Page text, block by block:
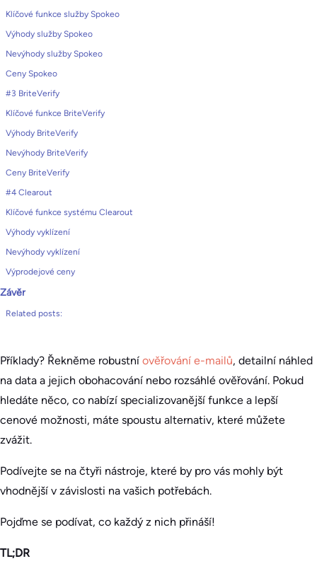
Klíčové funkce služby Spokeo
Výhody služby Spokeo
Nevýhody služby Spokeo
Ceny Spokeo
#3 BriteVerify
Klíčové funkce BriteVerify
Výhody BriteVerify
Nevýhody BriteVerify
Ceny BriteVerify
#4 Clearout
Klíčové funkce systému Clearout
Výhody vyklízení
Nevýhody vyklízení
Výprodejové ceny
Závěr
Related posts:
Příklady? Řekněme robustní ověřování e-mailů, detailní náhled
na data a jejich obohacování nebo rozsáhlé ověřování. Pokud
hledáte něco, co nabízí specializovanější funkce a lepší
cenové možnosti, máte spoustu alternativ, které můžete
zvážit.
Podívejte se na čtyři nástroje, které by pro vás mohly být
vhodnější v závislosti na vašich potřebách.
Pojďme se podívat, co každý z nich přináší!
TL;DR